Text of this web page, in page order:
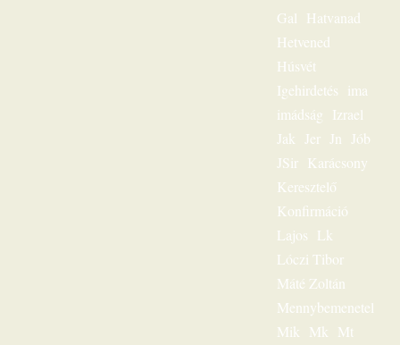
Gal Hatvanad
Hetvened
Húsvét
Igehirdetés
ima
imádság
Izrael
Jak
Jer Jn
Jób
JSir Karácsony
Keresztelő
Konfirmáció
Lajos Lk
Lóczi Tibor
Máté Zoltán
Mennybemenetel
Mik
Mk
Mt